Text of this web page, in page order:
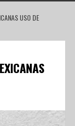
USO DE